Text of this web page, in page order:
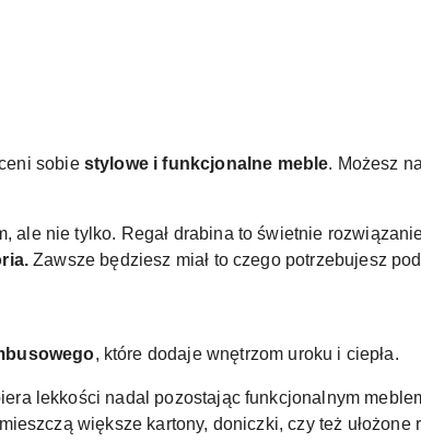
sobie stylowe i funkcjonalne meble. Możesz
ale nie tylko. Regał drabina to świetnie
Zawsze będziesz miał to czego potrzebujesz
, które dodaje wnętrzom uroku i ciepła.
lekkości nadal pozostając funkcjonalnym
większe kartony, doniczki, czy też ułożone